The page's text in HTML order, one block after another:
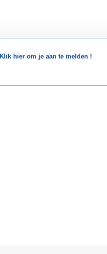
Klik hier om je aan te melden !